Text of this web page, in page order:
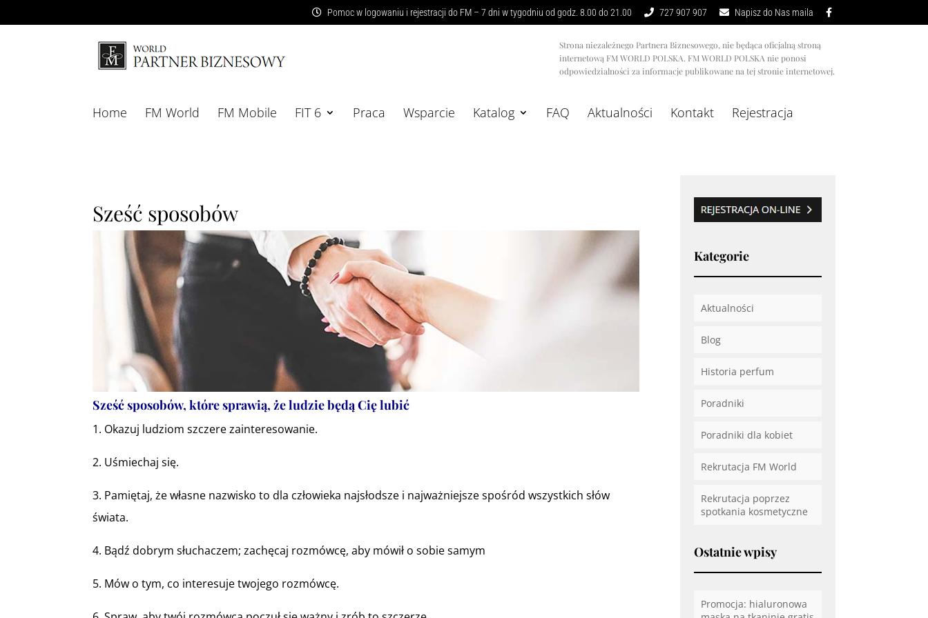
Pomoc w logowaniu i rejestracji do FM – 7 dni w tygodniu od godz. 8.00 do 21.00 727 907 907 Napisz do Nas maila
Strona niezależnego Partnera Biznesowego, nie będąca oficjalną stroną
internetową FM WORLD POLSKA. FM WORLD POLSKA nie ponosi
odpowiedzialności za informacje publikowane na tej stronie internetowej.
Home FM World FM Mobile FIT 6 Praca Wsparcie Katalog FAQ Aktualności Kontakt Rejestracja
Sześć sposobów
Sześć sposobów, które sprawią, że ludzie będą Cię lubić
1. Okazuj ludziom szczere zainteresowanie.
2. Uśmiechaj się.
3. Pamiętaj, że własne nazwisko to dla człowieka najsłodsze i najważniejsze spośród wszystkich słów
świata.
4. Bądź dobrym słuchaczem; zachęcaj rozmówcę, aby mówił o sobie samym
5. Mów o tym, co interesuje twojego rozmówcę.
Kategorie
Aktualności
Blog
Historia perfum
Poradniki
Poradniki dla kobiet
Rekrutacja FM World
Rekrutacja poprzez
spotkania kosmetyczne
Ostatnie wpisy
Promocja: hialuronowa